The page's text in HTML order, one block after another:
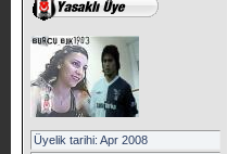
Üyelik tarihi: Apr 2008